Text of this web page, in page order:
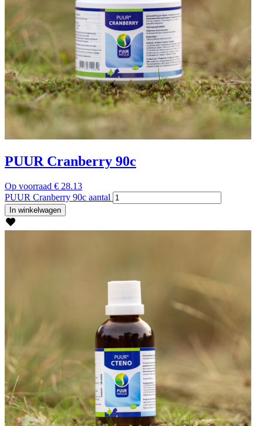
PUUR Cranberry 90c
Op voorraad € 28.13
PUUR Cranberry 90c aantal
In winkelwagen